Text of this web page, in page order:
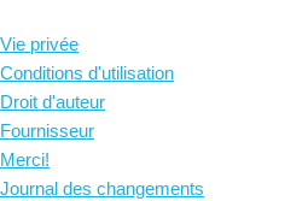
Vie privée
Conditions d'utilisation
Droit d'auteur
Fournisseur
Merci!
Journal des changements